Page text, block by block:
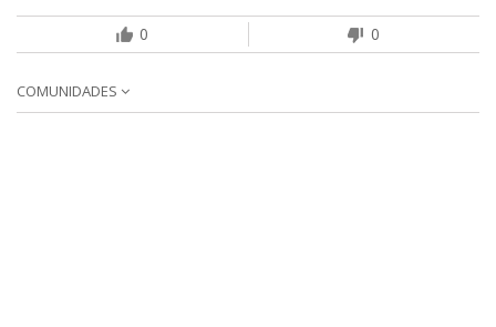
0 0
COMUNIDADES